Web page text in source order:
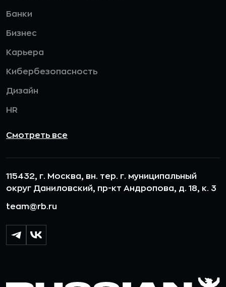
Банки
Бизнес
Карьера
Кибербезопасность
Дизайн
HR
Смотреть все
115432, г. Москва, вн. тер. г. муниципальный
округ Даниловский, пр-кт Андропова, д. 18, к. 3
team@rb.ru